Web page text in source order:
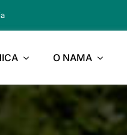
O NAMA